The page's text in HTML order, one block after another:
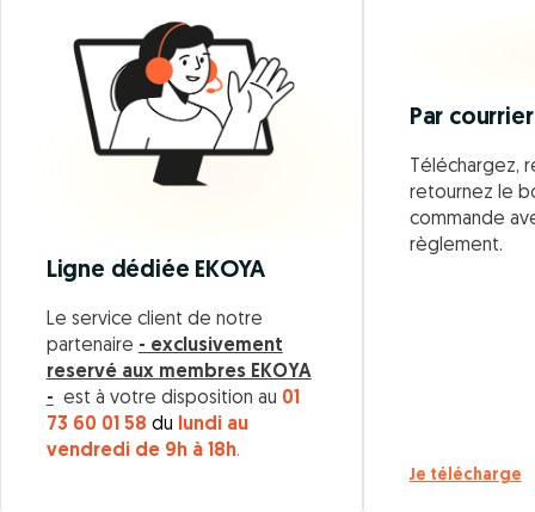
Ligne dédiée EKOYA
Le service client de notre
partenaire - exclusivement
reservé aux membres EKOYA
- est à votre disposition au 01
73 60 01 58 du
lundi au
vendredi de 9h à 18h.
Par courrier
Téléchargez,
retournez le
commande
règlement.
Je télécharge